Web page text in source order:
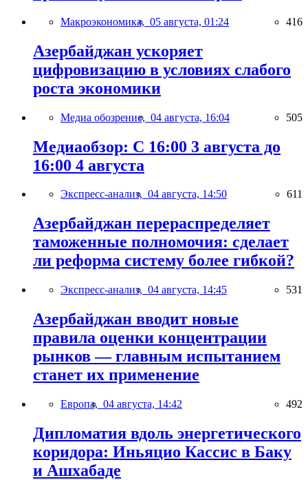
Макроэкономика, 05 августа, 01:24 416
Азербайджан ускоряет
цифровизацию в условиях слабого
роста экономики
Медиа обозрение, 04 августа, 16:04 505
Медиаобзор: С 16:00 3 августа до
16:00 4 августа
Экспресс-анализ, 04 августа, 14:50 611
Азербайджан перераспределяет
таможенные полномочия: сделает
ли реформа систему более гибкой?
Экспресс-анализ, 04 августа, 14:45 531
Азербайджан вводит новые
правила оценки концентрации
рынков — главным испытанием
станет их применение
Европа, 04 августа, 14:42 492
Дипломатия вдоль энергетического
коридора: Иньяцио Кассис в Баку
и Ашхабаде